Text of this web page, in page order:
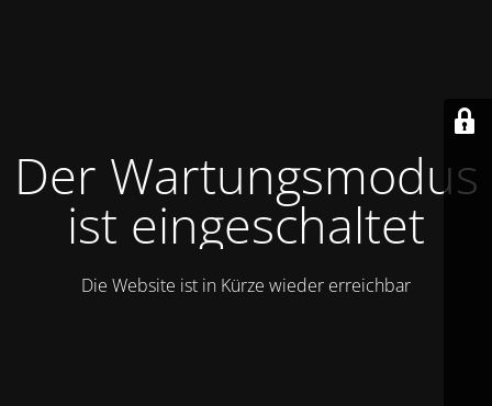
Der Wartungsmodus
ist eingeschaltet
Die Website ist in Kürze wieder erreichbar